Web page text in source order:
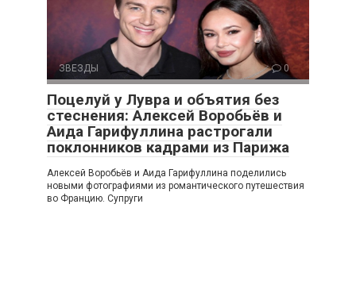
ЗВЕЗДЫ 0
Поцелуй у Лувра и объятия без
стеснения: Алексей Воробьёв и
Аида Гарифуллина растрогали
поклонников кадрами из Парижа
Алексей Воробьёв и Аида Гарифуллина поделились
новыми фотографиями из романтического путешествия
во Францию. Супруги